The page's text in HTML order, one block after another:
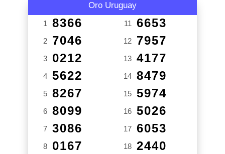
Oro Uruguay
1 8366
2 7046
3 0212
4 5622
5 8267
6 8099
7 3086
8 0167
11 6653
12 7957
13 4177
14 8479
15 5974
16 5026
17 6053
18 2440